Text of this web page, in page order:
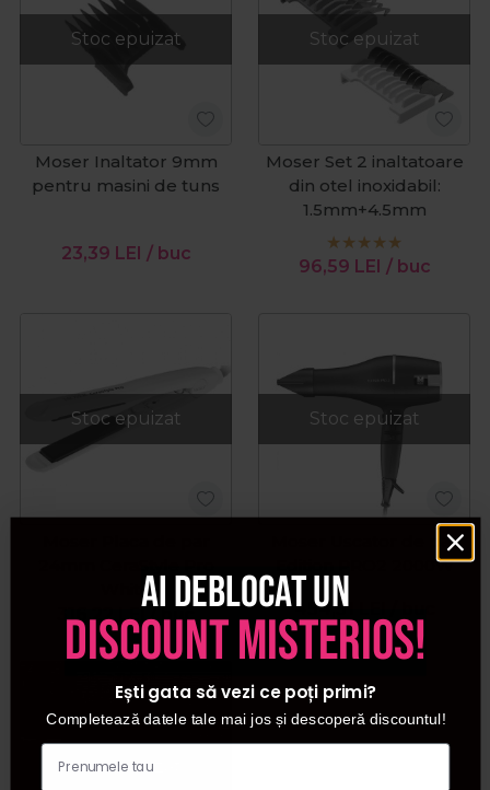
Stoc epuizat
Moser Inaltator 9mm
pentru masini de tuns
23,39 LEI / buc
Stoc epuizat
Moser Set 2 inaltatoare
din otel inoxidabil:
1.5mm+4.5mm
96,59 LEI / buc
Stoc epuizat
White
316,22 LEI / buc
Stoc epuizat
Moser Uscator de par
Edition PRO2 2000W
454,51
Stoc epuizat
Ai deblocat un
discount misterios!
Ești gata să vezi ce poți primi?
Completează datele tale mai jos și descoperă discountul!